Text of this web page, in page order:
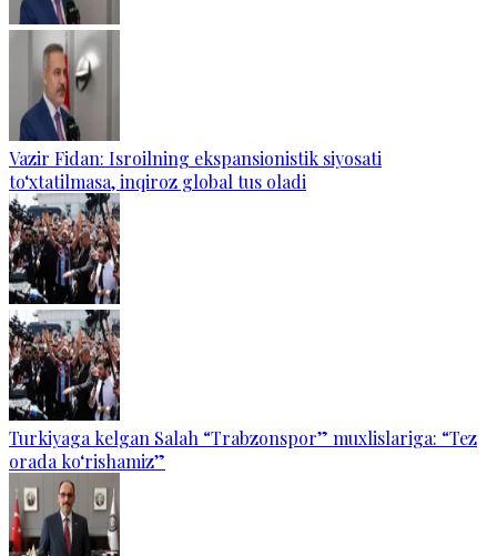
Vazir Fidan: Isroilning ekspansionistik siyosati
to‘xtatilmasa, inqiroz global tus oladi
Turkiyaga kelgan Salah “Trabzonspor” muxlislariga: “Tez
orada ko‘rishamiz”